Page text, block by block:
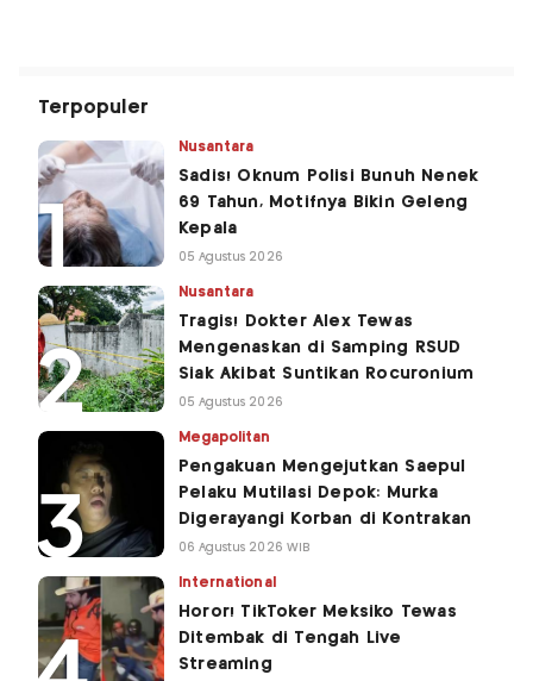
Terpopuler
Nusantara
Sadis! Oknum Polisi Bunuh Nenek
69 Tahun, Motifnya Bikin Geleng
Kepala
05 Agustus 2026
Nusantara
Tragis! Dokter Alex Tewas
Mengenaskan di Samping RSUD
Siak Akibat Suntikan Rocuronium
05 Agustus 2026
Megapolitan
Pengakuan Mengejutkan Saepul
Pelaku Mutilasi Depok: Murka
Digerayangi Korban di Kontrakan
06 Agustus 2026 WIB
International
Horor! TikToker Meksiko Tewas
Ditembak di Tengah Live
Streaming